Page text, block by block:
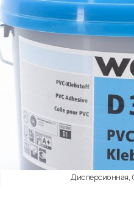
Дисперсионная,